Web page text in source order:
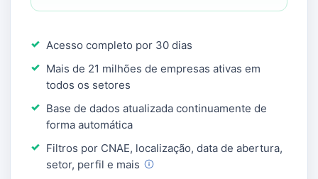
Acesso completo por 30 dias
Mais de 21 milhões de empresas ativas em
todos os setores
Base de dados atualizada continuamente de
forma automática
Filtros por CNAE, localização, data de abertura,
setor, perfil e mais